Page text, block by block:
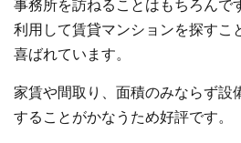
事務所を訪ねることはもちろんで
利用して賃貸マンションを探すこ
喜ばれています。
家賃や間取り、面積のみならず設
することがかなうため好評です。